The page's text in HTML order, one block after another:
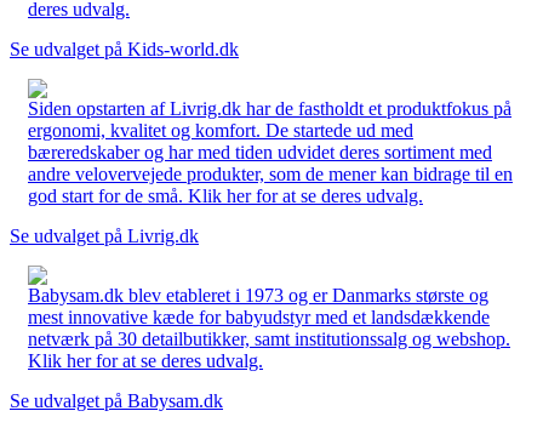
deres udvalg.
Se udvalget på Kids-world.dk
Siden opstarten af Livrig.dk har de fastholdt et produktfokus på
ergonomi, kvalitet og komfort. De startede ud med
bæreredskaber og har med tiden udvidet deres sortiment med
andre velovervejede produkter, som de mener kan bidrage til en
god start for de små. Klik her for at se deres udvalg.
Se udvalget på Livrig.dk
Babysam.dk blev etableret i 1973 og er Danmarks største og
mest innovative kæde for babyudstyr med et landsdækkende
netværk på 30 detailbutikker, samt institutionssalg og webshop.
Klik her for at se deres udvalg.
Se udvalget på Babysam.dk